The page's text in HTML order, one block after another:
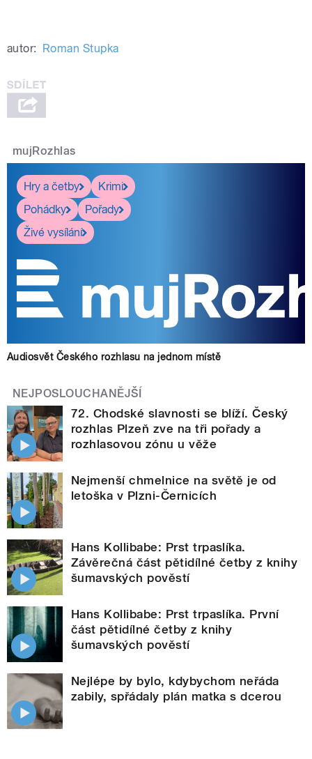
autor: Roman Stupka
mujRozhlas
Hry a četby
Krimi
Pohádky
Pořady
Živé vysílání
Audiosvět Českého rozhlasu na jednom místě
NEJPOSLOUCHANĚJŠÍ
72. Chodské slavnosti se blíží. Český
rozhlas Plzeň zve na tři pořady a
rozhlasovou zónu u věže
Nejmenší chmelnice na světě je od
letoška v Plzni-Černicích
Hans Kollibabe: Prst trpaslíka.
Závěrečná část pětidílné četby z knihy
šumavských pověstí
Hans Kollibabe: Prst trpaslíka. První
část pětidílné četby z knihy
šumavských pověstí
Nejlépe by bylo, kdybychom neřáda
zabily, spřádaly plán matka s dcerou